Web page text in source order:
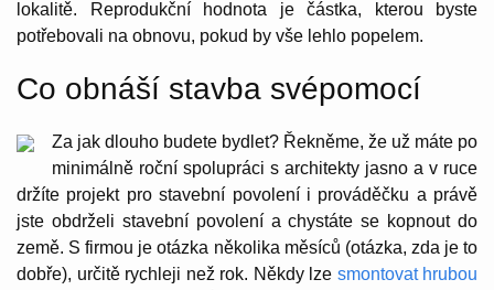
lokalitě. Reprodukční hodnota je částka, kterou byste
potřebovali na obnovu, pokud by vše lehlo popelem.
Co obnáší stavba svépomocí
Za jak dlouho budete bydlet? Řekněme, že už máte po
minimálně roční spolupráci s architekty jasno a v ruce
držíte projekt pro stavební povolení i prováděčku a právě
jste obdrželi stavební povolení a chystáte se kopnout do
země. S firmou je otázka několika měsíců (otázka, zda je to
dobře), určitě rychleji než rok. Někdy lze smontovat hrubou